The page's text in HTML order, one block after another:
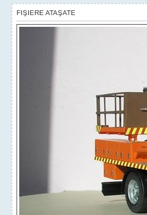
FIŞIERE ATAŞATE